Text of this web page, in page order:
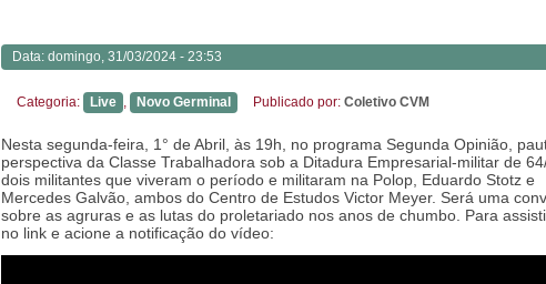
Data: domingo, 31/03/2024 - 23:53
Categoria: Live Novo Germinal Publicado por: Coletivo CVM
Nesta segunda-feira, 1° de Abril, às 19h, no programa Segunda Opinião,
perspectiva da Classe Trabalhadora sob a Ditadura Empresarial-militar de
dois militantes que viveram o período e militaram na Polop, Eduardo Stotz e
Mercedes Galvão, ambos do Centro de Estudos Victor Meyer. Será uma
sobre as agruras e as lutas do proletariado nos anos de chumbo. Para
no link e acione a notificação do vídeo: